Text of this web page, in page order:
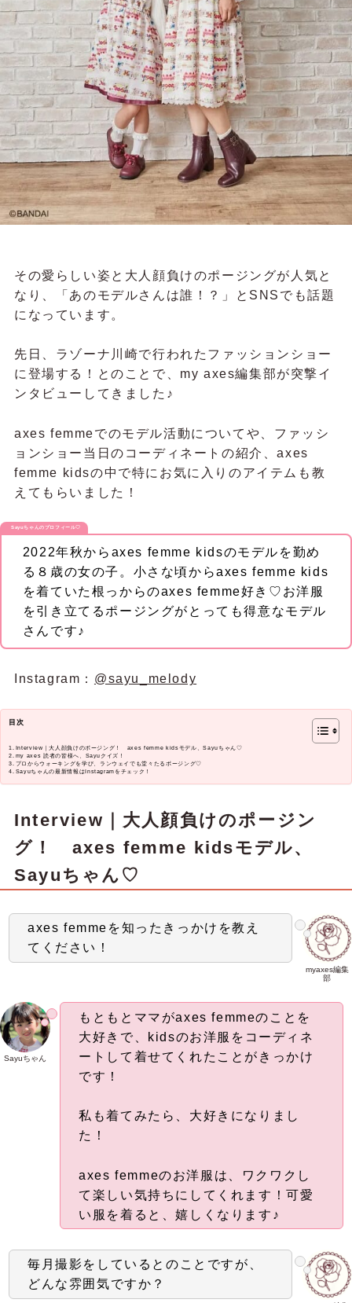
その愛らしい姿と大人顔負けのポージングが人気と
なり、「あのモデルさんは誰！？」とSNSでも話題
になっています。
先日、ラゾーナ川崎で行われたファッションショー
に登場する！とのことで、my axes編集部が突撃イ
ンタビューしてきました♪
axes femmeでのモデル活動についてや、ファッシ
ョンショー当日のコーディネートの紹介、axes
femme kidsの中で特にお気に入りのアイテムも教
えてもらいました！
Sayuちゃんのプロフィール♡
2022年秋からaxes femme kidsのモデルを勤め
る８歳の女の子。小さな頃からaxes femme kids
を着ていた根っからのaxes femme好き♡お洋服
を引き立てるポージングがとっても得意なモデル
さんです♪
Instagram： @sayu_melody
目次
Interview｜大人顔負けのポージング！ axes femme kidsモデル、Sayuちゃん♡
my axes 読者の皆様へ、Sayuクイズ！
プロからウォーキングを学び、ランウェイでも堂々たるポージング♡
Sayuちゃんの最新情報はInstagramをチェック！
Interview｜大人顔負けのポージン
グ！ axes femme kidsモデル、
Sayuちゃん♡
myaxes編集
部
axes femmeを知ったきっかけを教え
てください！
Sayuちゃん
もともとママがaxes femmeのことを
大好きで、kidsのお洋服をコーディネ
ートして着せてくれたことがきっかけ
です！
私も着てみたら、大好きになりまし
た！
axes femmeのお洋服は、ワクワクし
て楽しい気持ちにしてくれます！可愛
い服を着ると、嬉しくなります♪
毎月撮影をしているとのことですが、
どんな雰囲気ですか？